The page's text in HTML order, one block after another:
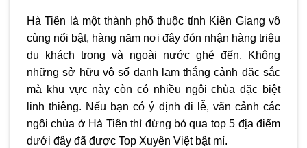
Hà Tiên là một thành phố thuộc tỉnh Kiên Giang vô
cùng nổi bật, hàng năm nơi đây đón nhận hàng triệu
du khách trong và ngoài nước ghé đến. Không
những sở hữu vô số danh lam thắng cảnh đặc sắc
mà khu vực này còn có nhiều ngôi chùa đặc biệt
linh thiêng. Nếu bạn có ý định đi lễ, vãn cảnh các
ngôichùa ở Hà Tiênthì đừng bỏ qua top 5 địa điểm
dưới đây đã được Top Xuyên Việtbật mí.